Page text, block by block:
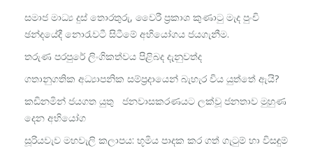
සමාජ මාධ්‍ය දුස් තොරතුරු, වෛරී ප්‍රකාශ කුණාටු මැද පුංචි
ඡන්දයේදී නොරැවටී සිටීමේ අභියෝගය ජයගැනීම.
තරුණ පරපුරේ ලිංගිකත්වය පිළිබද දැනුවත්ද
ගතානුගතික අධ්‍යාපනික සම්ප්‍රදායෙන් බැහැර විය යුත්තේ ඇයි?
කඩිනමින් ජයගත යුතු ජනවාසකරණයට ලක්වූ ජනතාව මුහුණ
දෙන අභියෝග
සූරියවැව මහවැලි කලාපය: භූමිය පාදක කර ගත් ගැටුම් හා විසඳුම්